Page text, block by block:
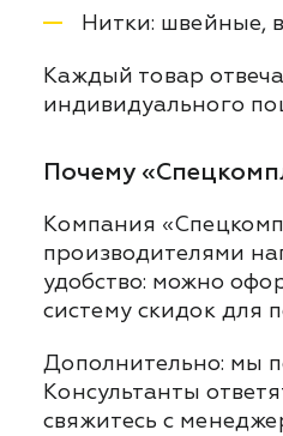
Нитки: швейные,
Каждый товар
индивидуального
Почему
Компания
производителями
удобство: можно
систему скидок для
Дополнительно: мы
Консультанты
свяжитесь с